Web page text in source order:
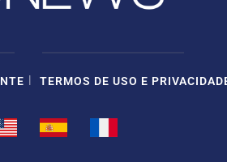
| TERMOS DE USO E